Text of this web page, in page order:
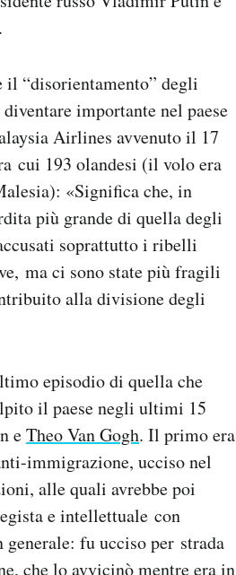
“disorientamento” degli
importante nel paese
Airlines avvenuto il 17
cui 193 olandesi (il volo era
«Significa che, in
più grande di quella degli
soprattutto i ribelli
ma ci sono state più fragili
alla divisione degli
episodio di quella che
il paese negli ultimi 15
eTheo Van Gogh. Il primo era
immigrazione, ucciso nel
alle quali avrebbe poi
e intellettuale con
fu ucciso per strada
che lo avvicinò mentre era in